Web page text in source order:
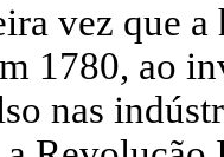
vez que
1780, ao
nas